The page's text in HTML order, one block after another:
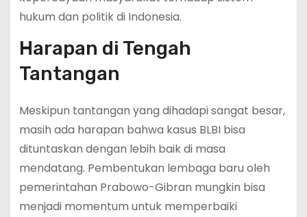
hukum dan politik di Indonesia.
Harapan di Tengah
Tantangan
Meskipun tantangan yang dihadapi sangat besar,
masih ada harapan bahwa kasus BLBI bisa
dituntaskan dengan lebih baik di masa
mendatang. Pembentukan lembaga baru oleh
pemerintahan Prabowo-Gibran mungkin bisa
menjadi momentum untuk memperbaiki